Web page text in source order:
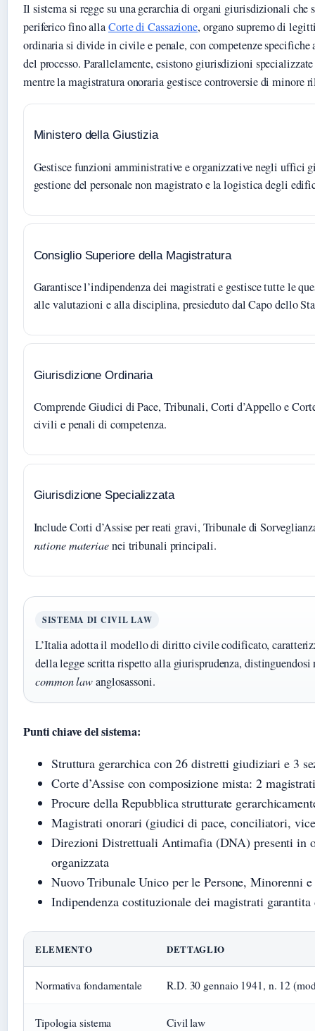
Il sistema si regge su una gerarchia di organi giurisdizionali che
periferico fino allaCorte di Cassazione, organo supremo di
ordinaria si divide in civile e penale, con competenze specifiche
del processo. Parallelamente, esistono giurisdizioni
mentre la magistratura onoraria gestisce controversie di minore
Ministero della Giustizia
Gestisce funzioni amministrative e organizzative negli uffici
gestione del personale non magistrato e la logistica degli
Consiglio Superiore della Magistratura
Garantisce l’indipendenza dei magistrati e gestisce tutte le
alle valutazioni e alla disciplina, presieduto dal Capo dello
Giurisdizione Ordinaria
Comprende Giudici di Pace, Tribunali, Corti d’Appello e
civili e penali di competenza.
Giurisdizione Specializzata
Include Corti d’Assise per reati gravi, Tribunale di
ratione materiaenei tribunali principali.
SISTEMA DI CIVIL LAW
L’Italia adotta il modello di diritto civile codificato,
della legge scritta rispetto alla giurisprudenza,
common lawanglosassoni.
Punti chiave del sistema:
Struttura gerarchica con 26 distretti giudiziari e 3
Corte d’Assise con composizione mista: 2
Procure della Repubblica strutturate
Magistrati onorari (giudici di pace, conciliatori,
Direzioni Distrettuali Antimafia (DNA) presenti in
organizzata
Nuovo Tribunale Unico per le Persone, Minorenni
Indipendenza costituzionale dei magistrati
ELEMENTO DETTAGLIO
Normativa fondamentale R.D. 30 gennaio 1941, n. 12
Tipologia sistema Civil law